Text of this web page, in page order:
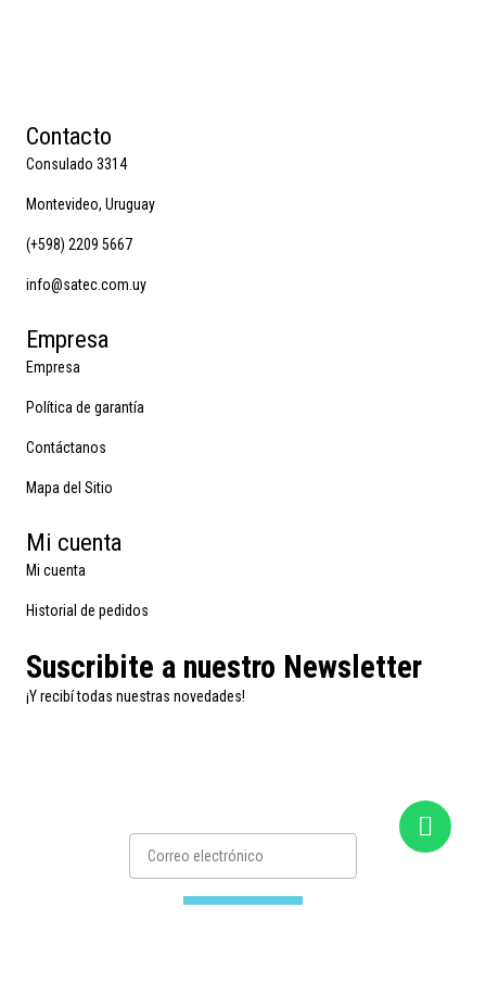
Contacto
Consulado 3314
Montevideo, Uruguay
(+598) 2209 5667
info@satec.com.uy
Empresa
Empresa
Política de garantía
Contáctanos
Mapa del Sitio
Mi cuenta
Mi cuenta
Historial de pedidos
Suscribite a nuestro Newsletter
¡Y recibí todas nuestras novedades!